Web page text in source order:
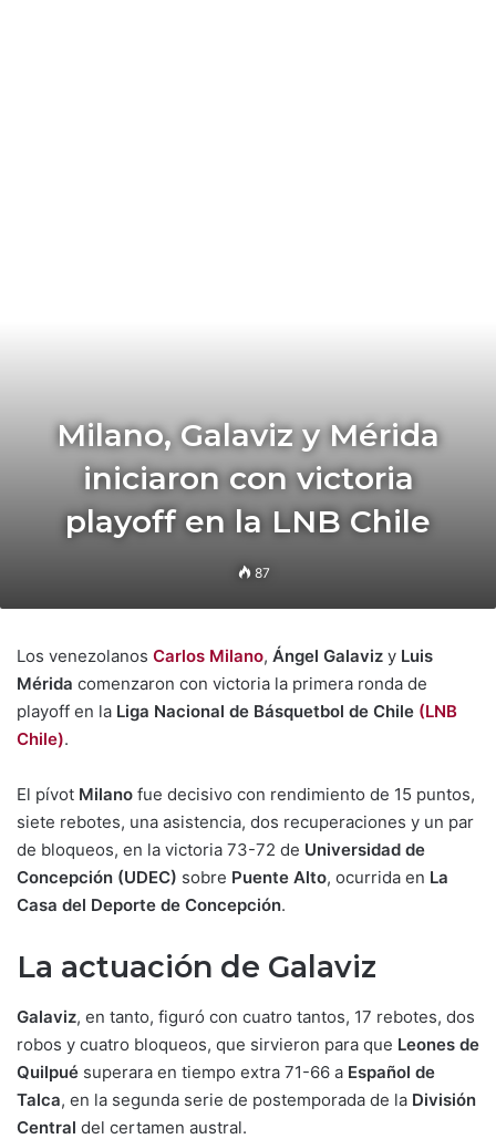
Milano, Galaviz y Mérida
iniciaron con victoria
playoff en la LNB Chile
87
Los venezolanos Carlos Milano, Ángel Galaviz y Luis
Mérida comenzaron con victoria la primera ronda de
playoff en la Liga Nacional de Básquetbol de Chile (LNB
Chile).
El pívot Milano fue decisivo con rendimiento de 15 puntos,
siete rebotes, una asistencia, dos recuperaciones y un par
de bloqueos, en la victoria 73-72 de Universidad de
Concepción (UDEC) sobre Puente Alto, ocurrida en La
Casa del Deporte de Concepción.
La actuación de Galaviz
Galaviz, en tanto, figuró con cuatro tantos, 17 rebotes, dos
robos y cuatro bloqueos, que sirvieron para que Leones de
Quilpué superara en tiempo extra 71-66 a Español de
Talca, en la segunda serie de postemporada de la División
Central del certamen austral.